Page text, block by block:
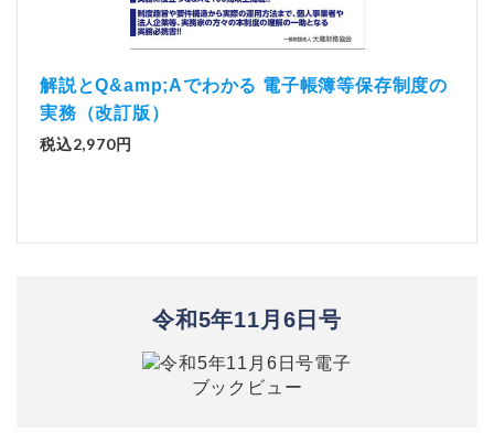
解説とQ&amp;Aでわかる 電子帳簿等保存制度の
実務（改訂版）
税込2,970円
令和5年11月6日号